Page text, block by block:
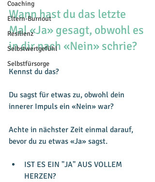
Coaching
Eltern-Burnout
Resilienz
Selbstwertgefühl
Selbstfürsorge
Wann hast du das letzte
Mal «Ja» gesagt, obwohl es
in dir nach «Nein» schrie?
Kennst du das?
Du sagst für etwas zu, obwohl dein
innerer Impuls ein «Nein» war?
Achte in nächster Zeit einmal darauf,
bevor du zu etwas «Ja» sagst.
IST ES EIN "JA" AUS VOLLEM
HERZEN?